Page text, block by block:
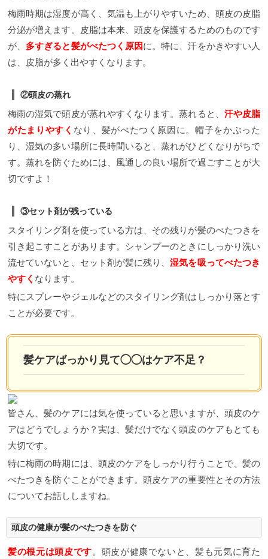
梅雨時期は湿度が高く、気温も上がりやすいため、頭皮の皮脂
分泌が増えます。皮脂は本来、頭皮を保護するためのものです
が、 多すぎると髪がべたつく原因に。特に、汗をかきやすい人
は、皮脂が多く出やすくなります。
②頭皮の蒸れ
梅雨の湿気で頭皮が蒸れやすくなります。蒸れると、 汗や皮脂
がたまりやすく なり、髪がべたつく原因に。帽子をかぶった
り、湿気の多い場所に長時間いると、蒸れがひどくなりがちで
す。蒸れを防ぐためには、風通しの良い場所で過ごすことが大
切ですよ！
③セット剤が残っている
スタイリング剤を使っている方は、その残りが髪のべたつきを
引き起こすことがあります。シャンプーのときにしっかり洗い
流せていないと、セット剤が髪に残り、湿気を吸ってべたつき
やすく なります。
特にスプレーやジェルなどのスタイリング剤はしっかり落とす
ことが必要です。
髪ケアばっかり見て◯◯はケア不足？
皆さん、髪のケアには気を使っていると思いますが、頭皮のケ
アはどうでしょうか？実は、髪だけでなく頭皮のケアもとても
大切です。
特に梅雨の時期には、頭皮のケアをしっかり行うことで、髪の
べたつきを防ぐことができます。頭皮ケアの重要性とその方法
についてお話ししますね。
頭皮の健康が髪のべたつきを防ぐ
髪の根元は頭皮です。頭皮が健康でないと、髪も元気に育た